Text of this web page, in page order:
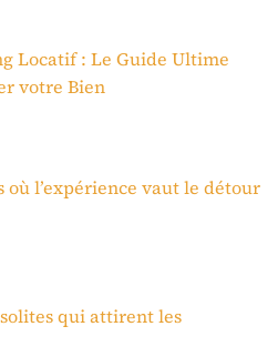
Locatif : Le Guide Ultime
votre Bien
où l’expérience vaut le détour
qui attirent les